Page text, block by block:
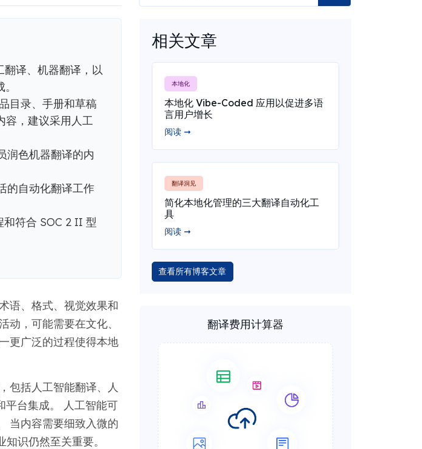
译、机器翻译，以
目录、手册和草稿
容，建议采用人工
润色机器翻译的内
的自动化翻译工作
符合 SOC 2 II 型
语、格式、视觉效果和
，可能需要在文化、
更广泛的过程使得本地
包括人工智能翻译、人
平台集成。 人工智能可
当内容需要细致入微的
识仍然至关重要。
相关文章
本地化
本地化 Vibe-Coded 应用以促进多语
言用户增长
阅读 ➞
翻译洞见
简化本地化管理的三大翻译自动化工
具
阅读 ➞
查看所有博客文章
翻译费用计算器